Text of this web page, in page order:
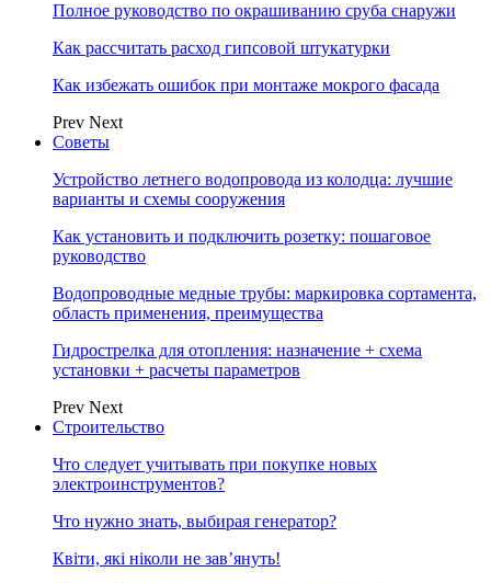
Полное руководство по окрашиванию сруба снаружи
Как рассчитать расход гипсовой штукатурки
Как избежать ошибок при монтаже мокрого фасада
Prev Next
Советы
Устройство летнего водопровода из колодца: лучшие
варианты и схемы сооружения
Как установить и подключить розетку: пошаговое
руководство
Водопроводные медные трубы: маркировка сортамента,
область применения, преимущества
Гидрострелка для отопления: назначение + схема
установки + расчеты параметров
Prev Next
Строительство
Что следует учитывать при покупке новых
электроинструментов?
Что нужно знать, выбирая генератор?
Квіти, які ніколи не зав’януть!